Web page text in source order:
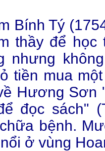
Bính Tý
thầy để
nhưng
tiền mua
Hương Sơn
đọc sách"
bệnh.
ở vùng